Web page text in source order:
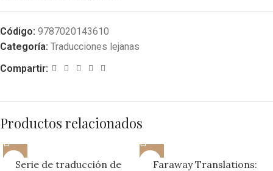
Código: 9787020143610
Categoría: Traducciones lejanas
Compartir:
Productos relacionados
Serie de traducción de
Faraway Translations: